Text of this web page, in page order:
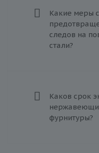
Какие меры
следов на
стали?
Каков срок
фурнитуры?